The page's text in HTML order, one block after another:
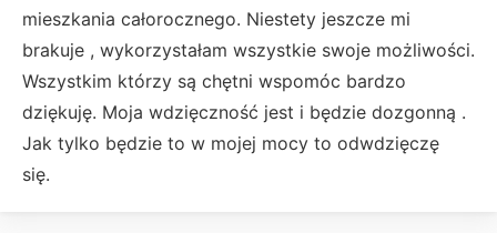
mieszkania całorocznego. Niestety jeszcze mi
brakuje , wykorzystałam wszystkie swoje możliwości.
Wszystkim którzy są chętni wspomóc bardzo
dziękuję. Moja wdzięczność jest i będzie dozgonną .
Jak tylko będzie to w mojej mocy to odwdzięczę
się.